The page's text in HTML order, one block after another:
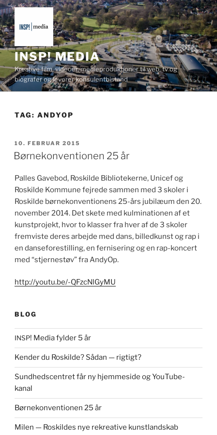
Videre
til
indhold
INSP! MEDIA
Kreative film, videoer, medieproduktioner til web, tv og
biografer og leverer konsulentbistand
TAG: ANDYOP
UDGIVET
DEN
10. FEBRUAR 2015
Børnekonventionen 25 år
Palles Gave­bod, Roskilde Bib­liotek­erne, Unicef og
Roskilde Kom­mune fejrede sam­men med 3 skol­er i
Roskilde børnekon­ven­tio­nens 25-års jubilæum den 20.
novem­ber 2014. Det skete med kul­mi­na­tio­nen af et
kun­st­pro­jekt, hvor to klass­er fra hver af de 3 skol­er
fremviste deres arbe­jde med dans, billed­kun­st og rap i
en danse­for­estill­ing, en ferniser­ing og en rap-kon­cert
med “stjernestøv” fra AndyOp.
http://youtu.be/-QFzcNlGyMU
BLOG
INSP! Media fylder 5 år
Kender du Roskilde? Sådan — rigtigt?
Sundhedscentret får ny hjemmeside og YouTube-
kanal
Børnekonventionen 25 år
Milen — Roskildes nye rekreative kunstlandskab